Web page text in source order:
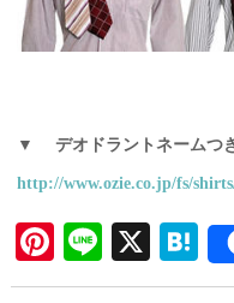
▼ デオドラントネームつ
http://www.ozie.co.jp/fs/
Pi
nt
Li
ne
X H
at